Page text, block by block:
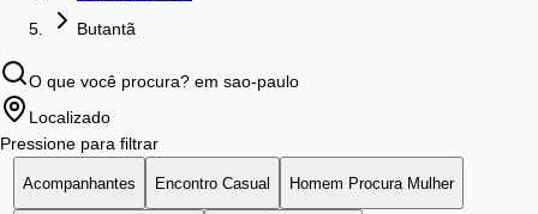
Butantã
O que você procura? em sao-paulo
Localizado
Pressione para filtrar
Acompanhantes Encontro Casual Homem Procura Mulher